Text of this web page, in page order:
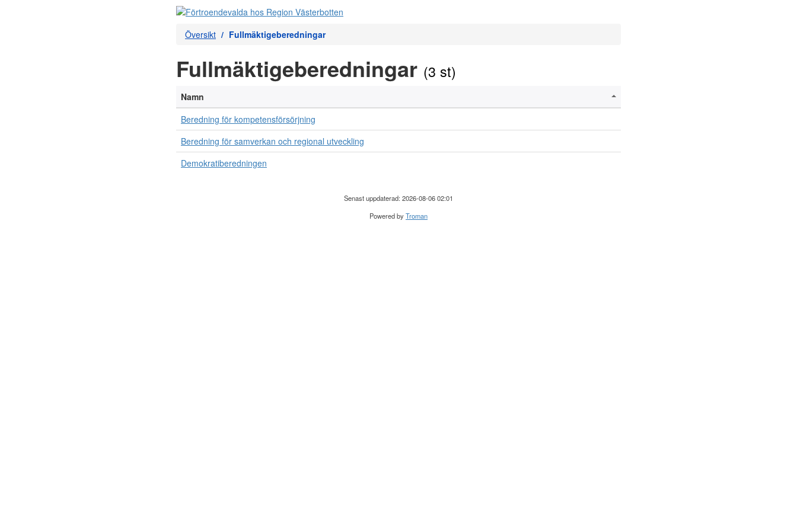
Översikt Fullmäktigeberedningar
Fullmäktigeberedningar (3 st)
Namn
Beredning för kompetensförsörjning
Beredning för samverkan och regional utveckling
Demokratiberedningen
Senast uppdaterad: 2026-08-06 02:01
Powered byTroman